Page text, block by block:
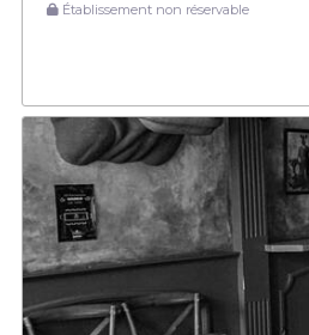
Établissement non réservable